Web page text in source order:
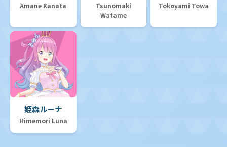
Amane Kanata
Tsunomaki
Watame
Tokoyami Towa
姫森ルーナ
Himemori Luna